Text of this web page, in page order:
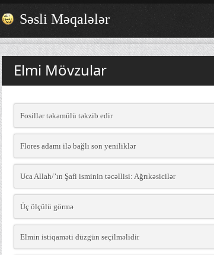
Səsli Məqalələr
Elmi Mövzular
Fosillər təkamülü təkzib edir
Flores adamı ilə bağlı son yeniliklər
Uca Allah/’ın Şafi isminin təcəllisi: Ağrıkəsicilər
Üç ölçülü görmə
Elmin istiqaməti düzgün seçilməlidir